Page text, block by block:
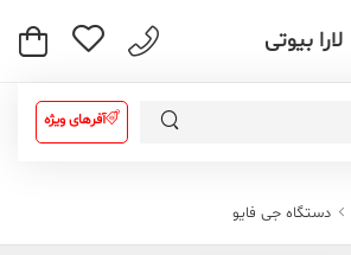
لارا بیوتی
آفرهای ویژه
دستگاه جی فایو